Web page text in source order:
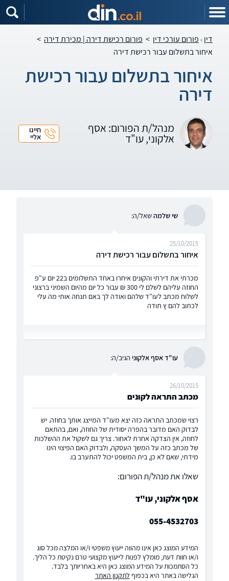
דין פורום עורכי דין > פורום רכישת דירה | מכירת דירה >
איחור בתשלום עבור רכישת דירה
איחור בתשלום עבור רכישת
דירה
מנהל/ת הפורום: אסף
אלקוני, עו"ד
חייגו
אליי
שי שלמהשאל/ה:
איחור בתשלום עבור רכישת דירה
25/10/2015
מכרתי את דירתי והקונים איחרו באחד התשלומים ב22 יום ע"פ
החוזה עליהם לשלם לי 300 ₪ עבור כל יום מהיום השמיני ברצוני
לשלוח מכתב לעו"ד שלהם ואודה לך באם תנחה אותי מה עלי
לכתוב להם ץ תודה
עו"ד אסף אלקוני הגיב/ה:
מכתב התראה לקונים
26/10/2015
רצוי שמכתב התראה כזה יצא מעו"ד המייצג אותך בחוזה. יש
לבדוק האם מדובר בהפרה יסודית של החוזה, ואם, בהתאם
לחוזה, אין הצדקה אחרת לאחור. צריך גם לשקול את ההשלכות
של מכתב כזה על המשך העסקה, ולבדוק האם הפיצוי הינו
מידתי, שאם לא כן, בית המשפט יכול להתערב בו.
שאלו את מנהל/ת הפורום:
אסף אלקוני, עו"ד
055-4532703
המידע המוצג כאן אינו מהווה ייעוץ משפטי ו/או המלצה מכל סוג
ו/או חוות דעת, מומלץ לפנות לייעוץ מקצועי טרם נקיטת כל הליך.
כל הסתמכות על המידע המוצג כאן היא באחריותך בלבד.
הגלישה באתר היא בכפוף לתקנון האתר